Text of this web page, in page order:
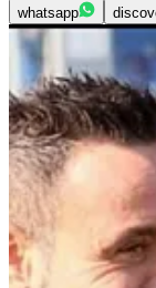
whatsapp